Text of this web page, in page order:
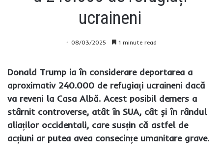
ucraineni
08/03/2025 1 minute read
Donald Trump ia în considerare deportarea a
aproximativ 240.000 de refugiați ucraineni dacă
va reveni la Casa Albă. Acest posibil demers a
stârnit controverse, atât în SUA, cât și în rândul
aliaților occidentali, care susțin că astfel de
acțiuni ar putea avea consecințe umanitare grave.